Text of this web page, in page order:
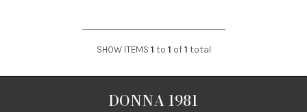
SHOW ITEMS 1 to 1 of1 total
DONNA 1981